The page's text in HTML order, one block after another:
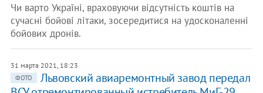
Чи варто Україні, враховуючи відсутність коштів на
сучасні бойові літаки, зосередитися на удосконаленні
бойових дронів.
31 марта 2021, 18:23
ФОТО
Львовский авиаремонтный завод передал